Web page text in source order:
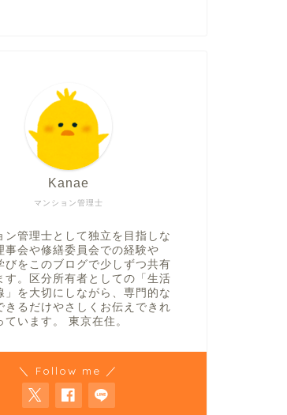
マンション管理士
Kanae
ン管理士として独立を目指しな
事会や修繕委員会での経験や
びをこのブログで少しずつ共有
す。区分所有者としての「生活
」を大切にしながら、専門的な
きるだけやさしくお伝えできれ
ています。 東京在住。
＼ Follow me ／